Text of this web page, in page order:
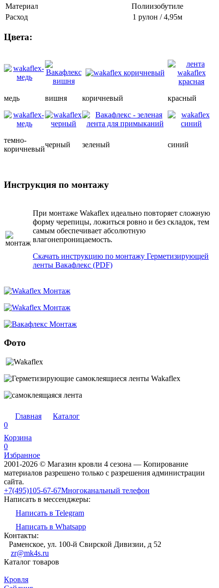
Материал
Полиизобутиле
Расход
1 рулон / 4,95м
Цвета:
медь вишня коричневый красный
темно-
коричневый
черный зеленый синий
Инструкция по монтажу
При монтаже Wakaflex идеально повторяет сложную
форму черепицы, ложиться ровно и без складок, тем
самым обеспечивает абсолютную
влагонепроницаемость.
Скачать инструкцию по монтажу Герметизирующей
ленты Вакафлекс (PDF)
Фото
Главная
Каталог
0
Корзина
0
Избранное
2001-2026 © Магазин кровли 4 сезона — Копирование
материалов разрешено только с разрешения администрации
сайта.
+7(495)105-67-67Многоканальный телефон
Написать в мессенджеры:
Написать в Telegram
Написать в Whatsapp
Контакты:
Раменское, ул. 100-й Свирской Дивизии, д 52
zr@mk4s.ru
Каталог товаров
Кровля